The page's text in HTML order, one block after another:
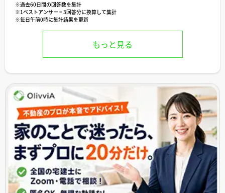
※過去60日間の回答数を集計
※1ベストアンサー = 3回答分に換算して集計
※毎日午前0時に集計結果を更新
もっと見る